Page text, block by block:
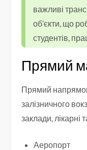
важливі
об’єкти, що
студентів,
Прямий
Прямий
залізничного
заклади, лікарні
Аеропорт